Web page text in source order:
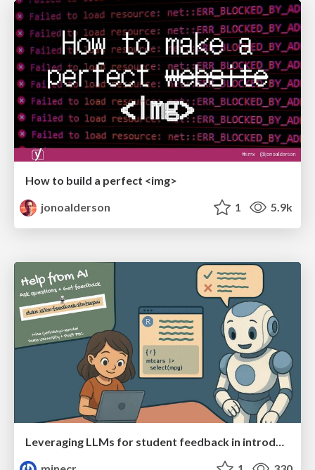
How to build a perfect <img>
jonoalderson
1 5.9k
Leveraging LLMs for student feedback in introductory data science courses - posit::conf(2025)